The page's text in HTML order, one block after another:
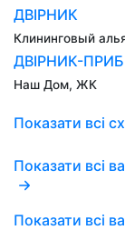
ДВІРНИК
Клининговый
ДВІРНИК-
Наш Дом, ЖК
Показати всі
Показати всі
Показати всі